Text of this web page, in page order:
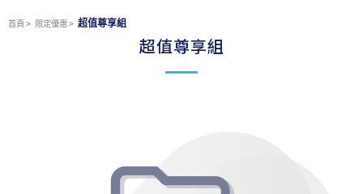
首頁 限定優惠 超值尊享組
超值尊享組